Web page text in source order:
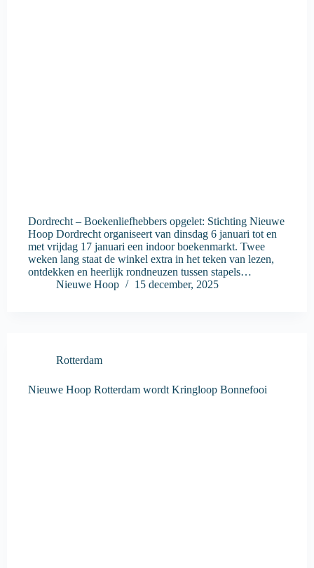
Dordrecht – Boekenliefhebbers opgelet: Stichting Nieuwe
Hoop Dordrecht organiseert van dinsdag 6 januari tot en
met vrijdag 17 januari een indoor boekenmarkt. Twee
weken lang staat de winkel extra in het teken van lezen,
ontdekken en heerlijk rondneuzen tussen stapels…
Nieuwe Hoop
15 december, 2025
Rotterdam
Nieuwe Hoop Rotterdam wordt Kringloop Bonnefooi